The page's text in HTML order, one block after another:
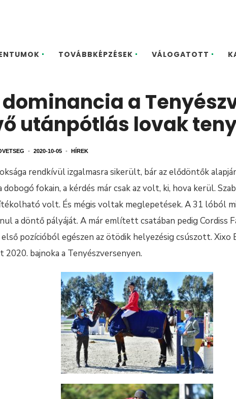
TOVÁBBKÉPZÉSEK VÁLOGATOTT
a
utánpótlás lovak
• 2020-10-05 • HÍREK
rendkívül izgalmasra sikerült, bár az elődöntők
fokain, a kérdés már csak az volt, ki, hova kerül.
volt. És mégis voltak meglepetések. A 31 lóból
a döntő pályáját. A már említett csatában pedig Cordiss
pozícióból egészen az ötödik helyezésig csúszott. Xixo
bajnoka a Tenyészversenyen.